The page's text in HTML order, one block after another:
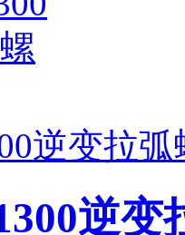
逆变拉
逆变